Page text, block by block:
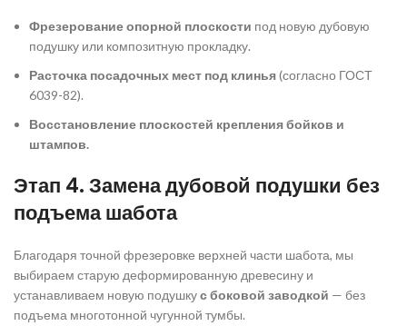
Фрезерование опорной плоскости под новую дубовую
подушку или композитную прокладку.
Расточка посадочных мест под клинья(согласно ГОСТ
6039-82).
Восстановление плоскостей крепления бойков и
штампов.
Этап 4. Замена дубовой подушки без
подъема шабота
Благодаря точной фрезеровке верхней части шабота, мы
выбираем старую деформированную древесину и
устанавливаем новую подушкус боковой заводкой — без
подъема многотонной чугунной тумбы.